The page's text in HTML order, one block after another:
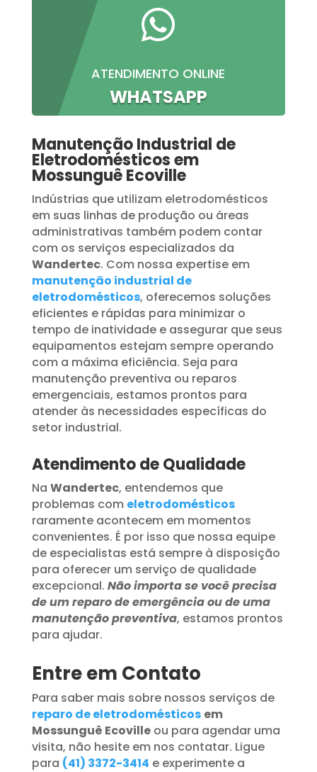

ATENDIMENTO ONLINE
WHATSAPP
Manutenção Industrial de
Eletrodomésticos em
Mossunguê Ecoville
Indústrias que utilizam eletrodomésticos
em suas linhas de produção ou áreas
administrativas também podem contar
com os serviços especializados da
Wandertec. Com nossa expertise em
manutenção industrial de
eletrodomésticos, oferecemos soluções
eficientes e rápidas para minimizar o
tempo de inatividade e assegurar que seus
equipamentos estejam sempre operando
com a máxima eficiência. Seja para
manutenção preventiva ou reparos
emergenciais, estamos prontos para
atender às necessidades específicas do
setor industrial.
Atendimento de Qualidade
Na Wandertec, entendemos que
problemas com eletrodomésticos
raramente acontecem em momentos
convenientes. É por isso que nossa equipe
de especialistas está sempre à disposição
para oferecer um serviço de qualidade
excepcional. Não importa se você precisa
de um reparo de emergência ou de uma
manutenção preventiva, estamos prontos
para ajudar.
Entre em Contato
Para saber mais sobre nossos serviços de
reparo de eletrodomésticos em
Mossunguê Ecovilleou para agendar uma
visita, não hesite em nos contatar. Ligue
para (41) 3372-3414 e experimente a